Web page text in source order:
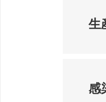
生
感